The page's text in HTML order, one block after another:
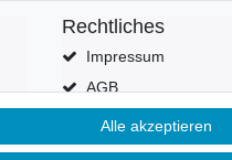
Rechtliches
Impressum
AGB
Datenschutzerklärung
Widerrufsrecht
Alle akzeptieren